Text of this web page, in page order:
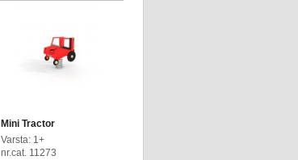
Mini Tractor
Varsta: 1+
nr.cat. 11273